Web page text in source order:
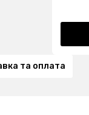
та оплата